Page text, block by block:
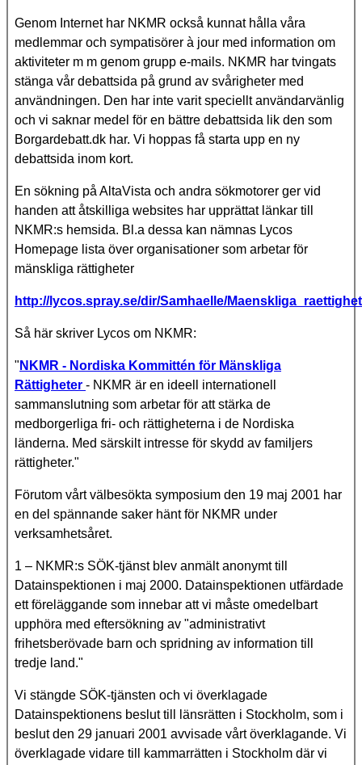
Genom Internet har NKMR också kunnat hålla våra
medlemmar och sympatisörer à jour med information om
aktiviteter m m genom grupp e-mails. NKMR har tvingats
stänga vår debattsida på grund av svårigheter med
användningen. Den har inte varit speciellt användarvänlig
och vi saknar medel för en bättre debattsida lik den som
Borgardebatt.dk har. Vi hoppas få starta upp en ny
debattsida inom kort.
En sökning på AltaVista och andra sökmotorer ger vid
handen att åtskilliga websites har upprättat länkar till
NKMR:s hemsida. Bl.a dessa kan nämnas Lycos
Homepage lista över organisationer som arbetar för
mänskliga rättigheter
http://lycos.spray.se/dir/Samhaelle/
Så här skriver Lycos om NKMR:
" NKMR - Nordiska Kommittén för Mänskliga
Rättigheter - NKMR är en ideell internationell
sammanslutning som arbetar för att stärka de
medborgerliga fri- och rättigheterna i de Nordiska
länderna. Med särskilt intresse för skydd av familjers
rättigheter."
Förutom vårt välbesökta symposium den 19 maj 2001 har
en del spännande saker hänt för NKMR under
verksamhetsåret.
1 – NKMR:s SÖK-tjänst blev anmält anonymt till
Datainspektionen i maj 2000. Datainspektionen utfärdade
ett föreläggande som innebar att vi måste omedelbart
upphöra med eftersökning av "administrativt
frihetsberövade barn och spridning av information till
tredje land."
Vi stängde SÖK-tjänsten och vi överklagade
Datainspektionens beslut till länsrätten i Stockholm, som i
beslut den 29 januari 2001 avvisade vårt överklagande. Vi
överklagade vidare till kammarrätten i Stockholm där vi